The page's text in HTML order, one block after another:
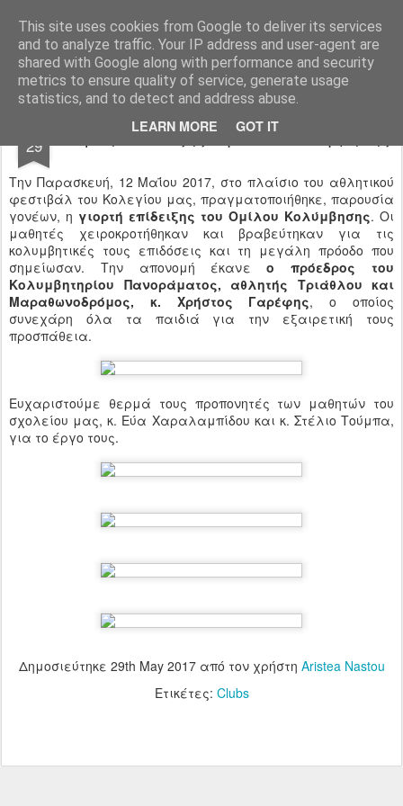
This site uses cookies from Google to deliver its services
and to analyze traffic. Your IP address and user-agent are
shared with Google along with performance and security
metrics to ensure quality of service, generate usage
statistics, and to detect and address abuse.
LEARN MORE GOT IT
Ιδιωτικό Δημοτικό Σχολείο "Ι.Μ.ΔΕΛΑΣΑΛ"
29 Γιορτή επίδειξης Ομίλου Κολύμβησης
Την Παρασκευή,​ 12 Μαΐου 2017, στo πλαίσιo του αθλητικού
φεστιβάλ του Κολεγίου μας, πραγματοποιήθηκε, παρουσία
γονέων, η γιορτή επίδειξης του Ομίλου Κολύμβησης. Οι
μαθητές χειροκροτήθηκαν και βραβεύτηκαν για τις​
κολυμβητικές τους επιδόσεις και τη μεγάλη πρόοδο που
σημείωσαν. Την απονομή έκανεο πρόεδρος του
Κολυμβητηρίου Πανοράματος, αθλητής Τριάθλου και
Μαραθωνοδρόμος, κ. Χρήστος Γαρέφης, ο οποίος
συνεχάρη όλα τα παιδιά για την εξαιρετική τους
προσπάθεια.
Ευχαριστούμε θερμά τους προπονητές των μαθητών του
σχολείου μας, κ. Εύα Χαραλαμπίδου και κ. Στέλιο Τούμπα,
για το έργο τους.
Δημοσιεύτηκε 29th May 2017από τον χρήστη Aristea Nastou
Ετικέτες: Clubs